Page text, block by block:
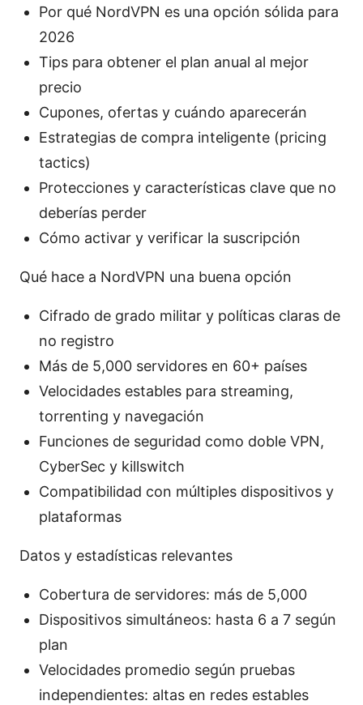
Por qué NordVPN es una opción sólida para
2026
Tips para obtener el plan anual al mejor
precio
Cupones, ofertas y cuándo aparecerán
Estrategias de compra inteligente (pricing
tactics)
Protecciones y características clave que no
deberías perder
Cómo activar y verificar la suscripción
Qué hace a NordVPN una buena opción
Cifrado de grado militar y políticas claras de
no registro
Más de 5,000 servidores en 60+ países
Velocidades estables para streaming,
torrenting y navegación
Funciones de seguridad como doble VPN,
CyberSec y killswitch
Compatibilidad con múltiples dispositivos y
plataformas
Datos y estadísticas relevantes
Cobertura de servidores: más de 5,000
Dispositivos simultáneos: hasta 6 a 7 según
plan
Velocidades promedio según pruebas
independientes: altas en redes estables